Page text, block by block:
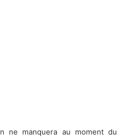
ne manquera au moment du